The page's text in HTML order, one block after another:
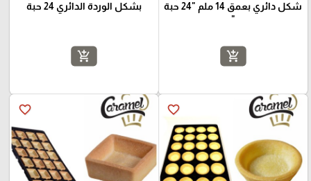
شكل دائري بعمق 14 ملم "24 حبة
"
add_shopping_cart
بشكل الوردة الدائري 24 حبة
add_shopping_cart
favorite_border
favorite_border